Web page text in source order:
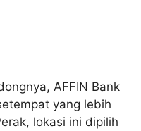
AFFIN Bank
yang lebih
lokasi ini dipilih